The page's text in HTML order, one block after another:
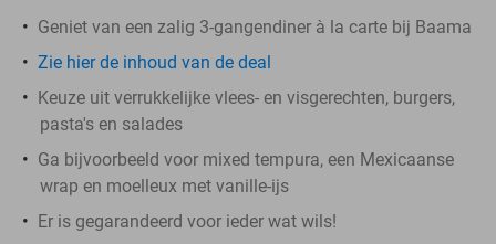
Geniet van een zalig 3-gangendiner à la carte bij Baama
Zie hier de inhoud van de deal
Keuze uit verrukkelijke vlees- en visgerechten, burgers,
pasta's en salades
Ga bijvoorbeeld voor mixed tempura, een Mexicaanse
wrap en moelleux met vanille-ijs
Er is gegarandeerd voor ieder wat wils!